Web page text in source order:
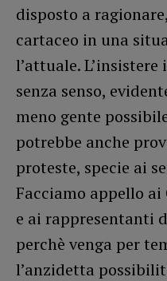
disposto a
cartaceo in una
l’attuale.
senza senso,
meno gente
potrebbe anche
proteste, specie ai
Facciamo appello
e ai rappresentanti
perchè venga per
l’anzidetta